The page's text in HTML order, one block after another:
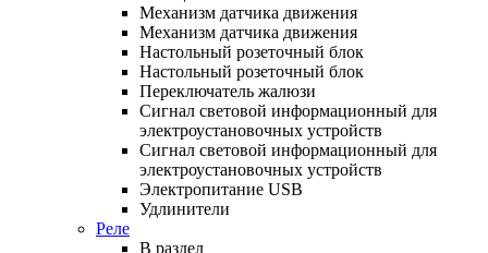
Механизм датчика движения
Механизм датчика движения
Настольный розеточный блок
Настольный розеточный блок
Переключатель жалюзи
Сигнал световой информационный для
электроустановочных устройств
Сигнал световой информационный для
электроустановочных устройств
Электропитание USB
Удлинители
Реле
В раздел